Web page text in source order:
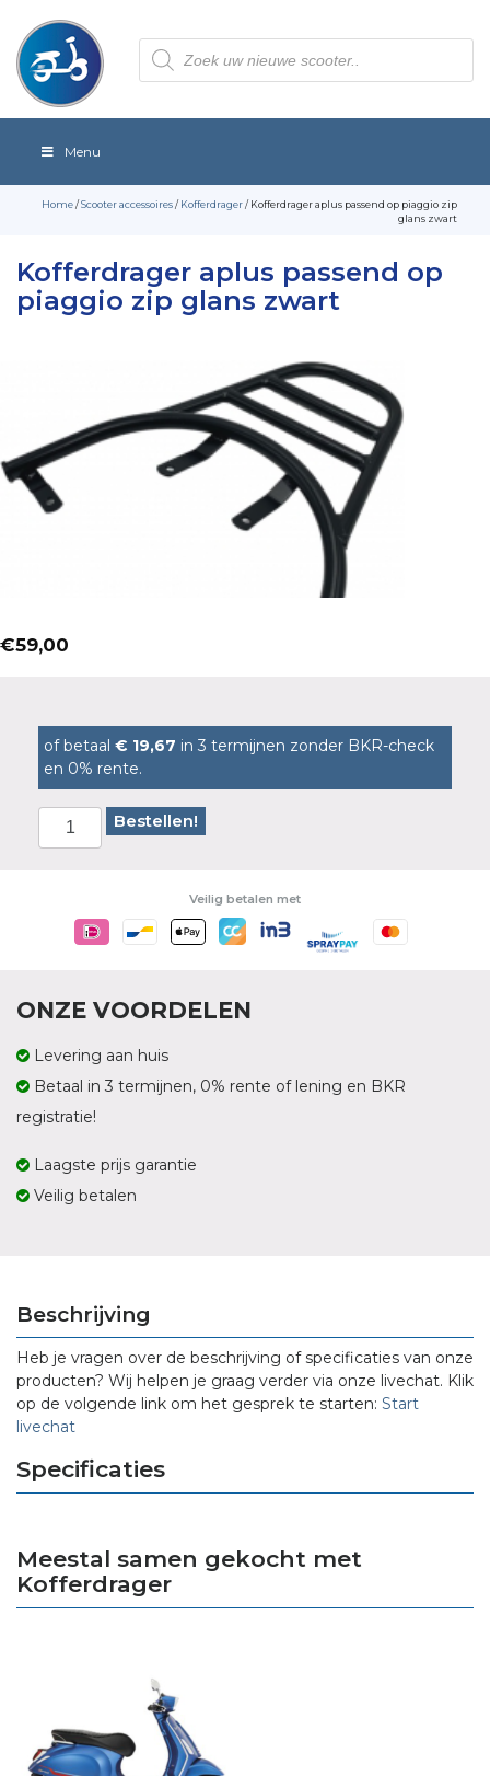
Producten
zoeken
Menu
Home/Scooter accessoires/Kofferdrager/ Kofferdrager aplus passend op piaggio zip
glans zwart
Kofferdrager aplus passend op
piaggio zip glans zwart
€59,00
of betaal € 19,67 in 3 termijnen zonder BKR-check
en 0% rente.
Bestellen!
Veilig betalen met
ONZE VOORDELEN
Levering aan huis
Betaal in 3 termijnen, 0% rente of lening en BKR
registratie!
Laagste prijs garantie
Veilig betalen
Beschrijving
Heb je vragen over de beschrijving of specificaties van onze
producten? Wij helpen je graag verder via onze livechat. Klik
op de volgende link om het gesprek te starten: Start
livechat
Specificaties
Meestal samen gekocht met
Kofferdrager